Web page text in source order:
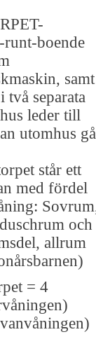
boende
samt
två separata
leder till
utomhus
står ett
med fördel
och
allrum
= 4